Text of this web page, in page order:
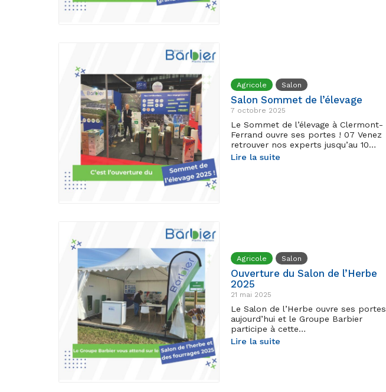
Agricole Salon
Salon Sommet de l’élevage
7 octobre 2025
Le Sommet de l’élevage à Clermont-
Ferrand ouvre ses portes ! 07 Venez
retrouver nos experts jusqu’au 10…
Lire la suite
Agricole Salon
Ouverture du Salon de l’Herbe
2025
21 mai 2025
Le Salon de l’Herbe ouvre ses portes
aujourd’hui et le Groupe Barbier
participe à cette…
Lire la suite